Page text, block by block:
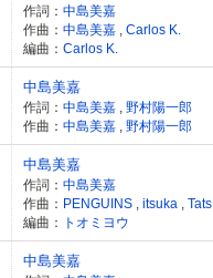
作詞： 中島美嘉
作曲： 中島美嘉
Carlos K.
編曲： Carlos K.
中島美嘉
作詞： 中島美嘉
野村陽一郎
作曲： 中島美嘉 野村陽一郎
中島美嘉
作詞： 中島美嘉
作曲： PENGUINS itsuka Tatsumi Goda
編曲：
トオミヨウ
中島美嘉